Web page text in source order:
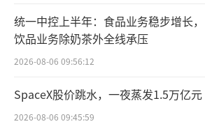
据零食有鸣官方披露，批
sku，除了原有的休闲零食水饮
品日化、日用百货、米面粮油
主，更加贴近家庭消费需求。
统一中控上半年：食品业务稳步增长，
饮品业务除奶茶外全线承压
2026-08-06 09:56:12
SpaceX股价跳水，一夜蒸发1.5万亿元
2026-08-06 09:45:59